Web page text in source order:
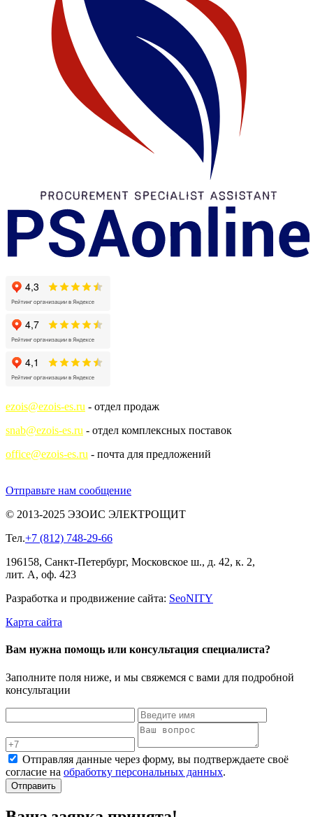
ezois@ezois-es.ru - отдел продаж
snab@ezois-es.ru - отдел комплексных поставок
office@ezois-es.ru - почта для предложений
Отправьте нам сообщение
© 2013-2025 ЭЗОИС ЭЛЕКТРОЩИТ
Тел.+7 (812) 748-29-66
196158, Санкт-Петербург, Московское ш., д. 42, к. 2,
лит. А, оф. 423
Разработка и продвижение сайта: SeoNITY
Карта сайта
Вам нужна помощь или консультация специалиста?
Заполните поля ниже, и мы свяжемся с вами для подробной
консультации
Отправляя данные через форму, вы подтверждаете своё
согласие на обработку персональных данных.
Отправить